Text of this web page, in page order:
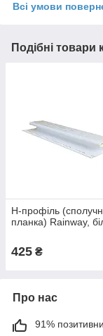
Всі умови
Подібні товари
Н-профіль
планка) Rainway,
425 ₴
Про нас
91%